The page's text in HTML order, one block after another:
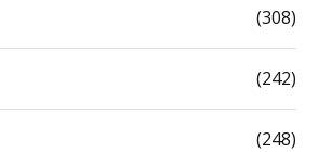
(308)
(242)
(248)